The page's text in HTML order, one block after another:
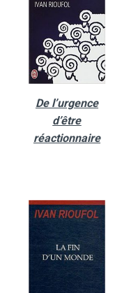
De l’urgence
d’être
réactionnaire